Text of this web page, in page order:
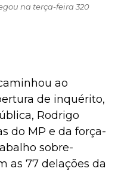
na terça-feira 320
ao
de inquérito,
Rodrigo
do MP e da força-
sobre-
as 77 delações da